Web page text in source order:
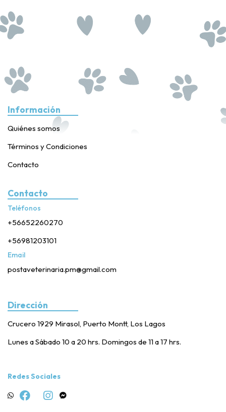
Información
Quiénes somos
Términos y Condiciones
Contacto
Contacto
Teléfonos
+56652260270
+56981203101
Email
postaveterinaria.pm@gmail.com
Dirección
Crucero 1929 Mirasol, Puerto Montt, Los Lagos
Lunes a Sábado 10 a 20 hrs. Domingos de 11 a 17 hrs.
Redes Sociales